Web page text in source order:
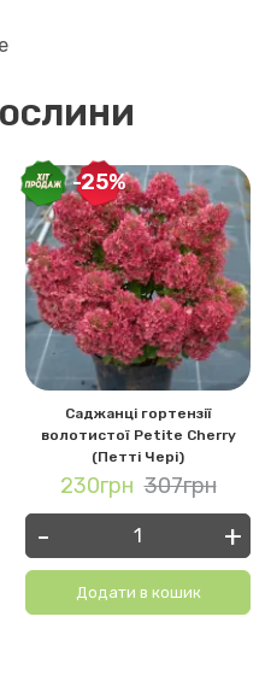
-25%
Саджанці гортензії
волотистої Petite Cherry
(Петті Чері)
230грн 307грн
- +
Додати в кошик